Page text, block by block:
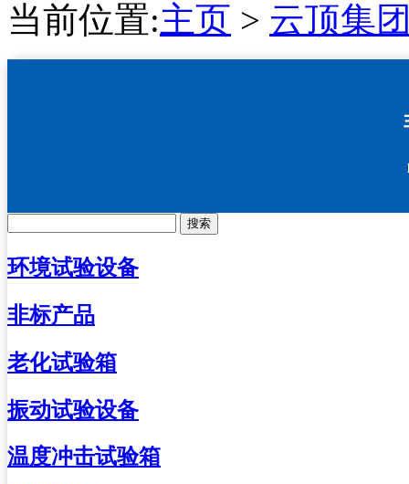
当前位置:主页 > 云顶集
搜索
环境试验设备
非标产品
老化试验箱
振动试验设备
温度冲击试验箱